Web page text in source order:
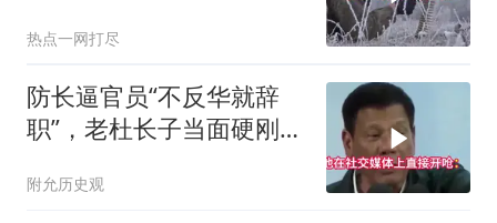
热点一网打尽
防长逼官员“不反华就辞
职”，老杜长子当面硬刚：
附允历史观